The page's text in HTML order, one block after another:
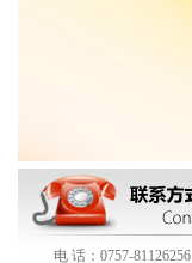
电 话：0757-81126256